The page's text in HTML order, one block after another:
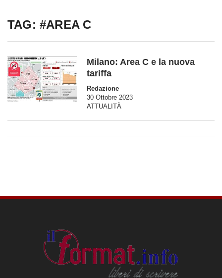
TAG: #AREA C
Milano: Area C e la nuova
tariffa
Redazione
30 Ottobre 2023
ATTUALITÀ